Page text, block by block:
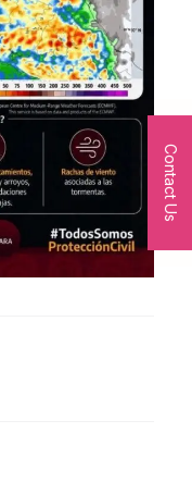
Contact Us